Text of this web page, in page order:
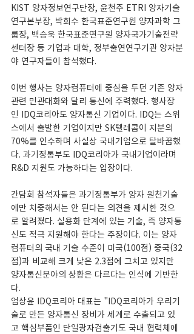
KIST 양자정보연구단장, 윤천주 ETRI 양자기술
연구본부장, 박희수 한국표준연구원 양자과학 그
룹장, 백승욱 한국표준연구원 양자국가기술전략
센터장 등 기업과 대학, 정부출연연구기관 양자분
야 연구자들이 참석했다.
이번 행사는 양자컴퓨터에 중심을 두던 기존 양자
관련 민관대화와 달리 통신에 주력했다. 행사장
인 IDQ코리아도 양자통신 기업이다. IDQ는 스위
스에서 출발한 기업이지만 SK텔레콤이 지분의
70%를 인수하며 사실상 국내기업으로 탈바꿈했
다. 과기정통부도 IDQ코리아가 국내기업이라며
R&D 지원도 가능하다는 입장이다.
간담회 참석자들은 과기정통부가 양자 원천기술
에만 치중해서는 안 된다는 의견을 제시한 것으
로 알려졌다. 실용화 단계에 있는 기술, 즉 양자통
신도 적극 지원해야 한다는 주장이다. 이는 양자
컴퓨터의 국내 기술 수준이 미국(100점) 중국(32
점)과 비교해 크게 낮은 2.3점에 그치고 있지만
양자통신분야의 상황은 다르다는 인식에 기반한
다.
엄상윤 IDQ코리아 대표는 "IDQ코리아가 우리기
술로 만든 양자통신 장비가 세계로 수출되고 있
고 핵심부품인 단일광자검출기도 국내 협력체에